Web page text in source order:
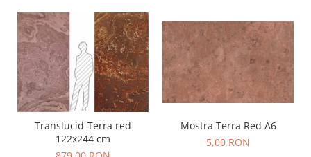
Translucid-Terra red
122x244 cm
Mostra Terra Red A6
5,00 RON